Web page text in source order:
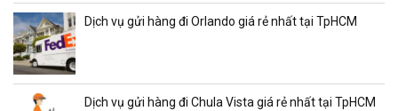
Dịch vụ gửi hàng đi Orlando giá rẻ nhất tại TpHCM
Dịch vụ gửi hàng đi Chula Vista giá rẻ nhất tại TpHCM